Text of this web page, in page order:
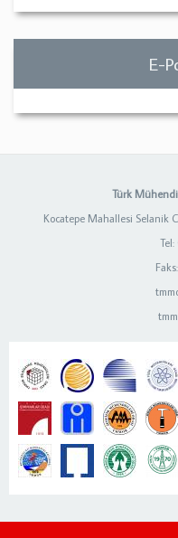
E-
Türk
Kocatepe Mahallesi Selanik
Tel: